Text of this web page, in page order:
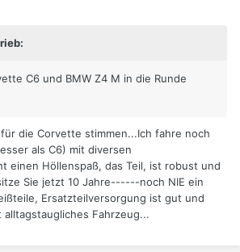
C6 und BMW Z4 M in die Runde
die Corvette stimmen...Ich fahre noch
als C6) mit diversen
einen Höllenspaß, das Teil, ist robust und
Sie jetzt 10 Jahre------noch NIE ein
Ersatzteilversorgung ist gut und
Fahrzeug...